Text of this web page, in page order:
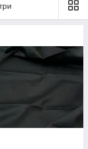
натуральних і
поліпшеним
або лайкри
з
зносостійка і
представлений